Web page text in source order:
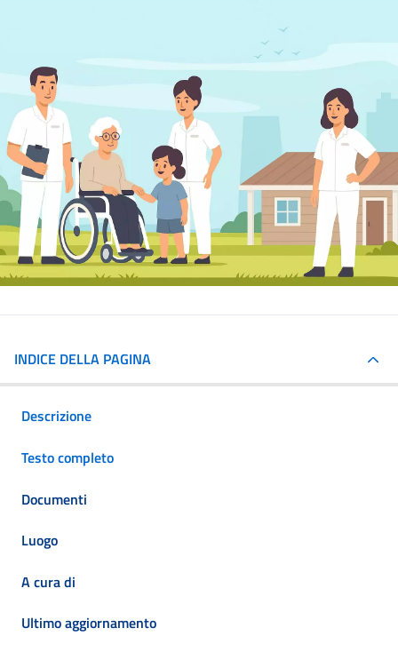
INDICE DELLA PAGINA
Descrizione
Testo completo
Documenti
Luogo
A cura di
Ultimo aggiornamento